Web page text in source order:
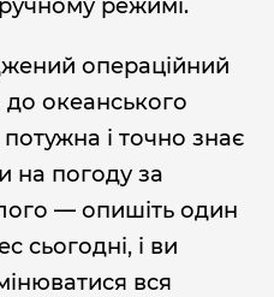
режимі.
операційний
океанського
і точно знає
на погоду за
— опишіть один
сьогодні, і ви
вся